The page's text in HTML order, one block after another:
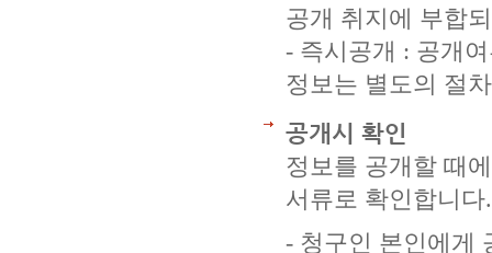
공개 취지에 부합
- 즉시공개 : 공개
정보는 별도의 절
공개시 확인
정보를 공개할 때
서류로 확인합니다.
- 청구인 본인에게